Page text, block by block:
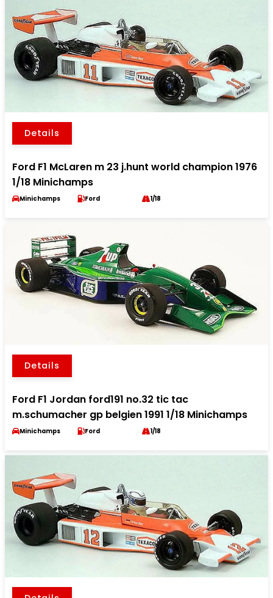
Details
Ford F1 McLaren m 23 j.hunt world champion 1976
1/18 Minichamps
Minichamps Ford 1/18
Details
Ford F1 Jordan ford191 no.32 tic tac
m.schumacher gp belgien 1991 1/18 Minichamps
Minichamps Ford 1/18